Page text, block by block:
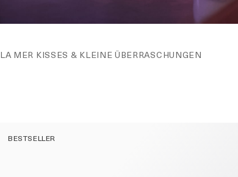
LA MER KISSES & KLEINE ÜBERRASCHUNGEN
BESTSELLER